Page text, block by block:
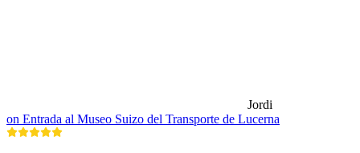
Jordi
on Entrada al Museo Suizo del Transporte de Lucerna